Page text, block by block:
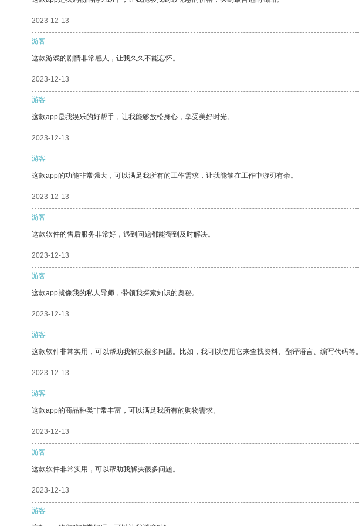
2023-12-13
游客
这款游戏的剧情非常感人，让我久久不能忘怀。
2023-12-13
游客
这款app是我娱乐的好帮手，让我能够放松身心，享受美好时光。
2023-12-13
游客
这款app的功能非常强大，可以满足我所有的工作需求，让我能够在工作中游刃有余。
2023-12-13
游客
这款软件的售后服务非常好，遇到问题都能得到及时解决。
2023-12-13
游客
这款app就像我的私人导师，带领我探索知识的奥秘。
2023-12-13
游客
这款软件非常实用，可以帮助我解决很多问题。比如，我可以使用它来查找资料、翻译语言、编写代码等。
2023-12-13
游客
这款app的商品种类非常丰富，可以满足我所有的购物需求。
2023-12-13
游客
这款软件非常实用，可以帮助我解决很多问题。
2023-12-13
游客